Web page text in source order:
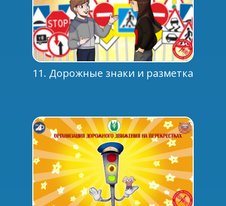
11. Дорожные знаки и разметка